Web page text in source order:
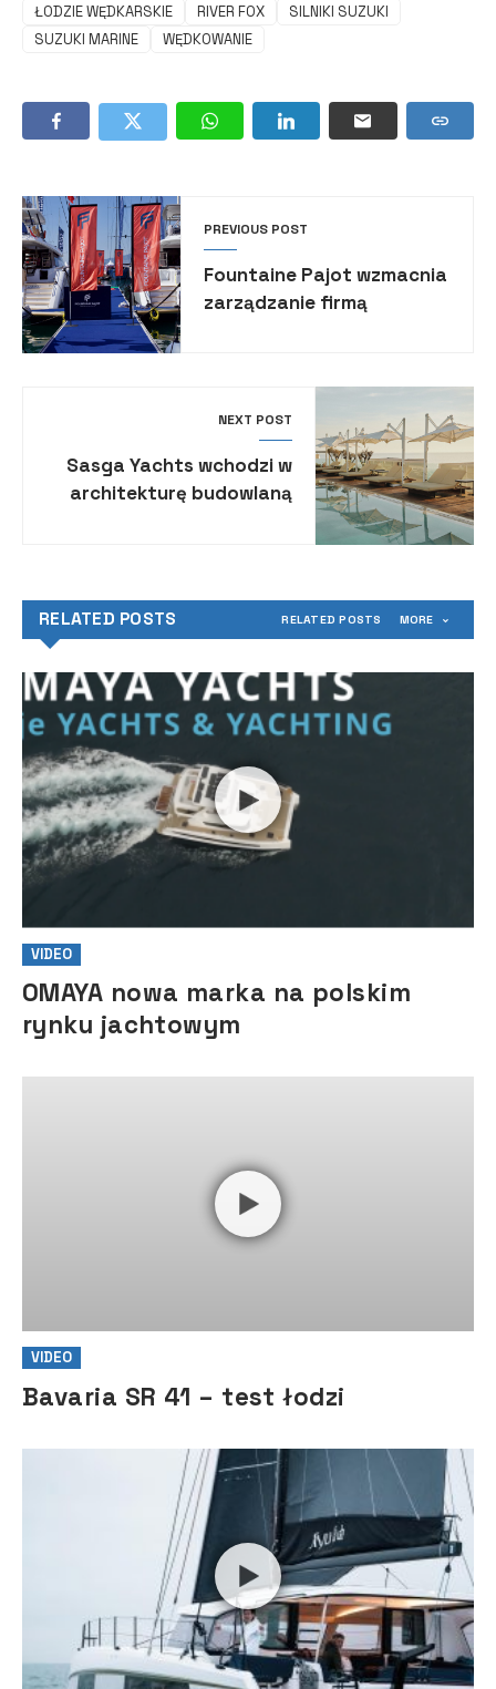
ŁODZIE WĘDKARSKIE
RIVER FOX
SILNIKI SUZUKI
SUZUKI MARINE
WĘDKOWANIE
PREVIOUS POST
Fountaine Pajot wzmacnia
zarządzanie firmą
NEXT POST
Sasga Yachts wchodzi w
architekturę budowlaną
RELATED POSTS RELATED POSTS MORE
VIDEO
OMAYA nowa marka na polskim
rynku jachtowym
VIDEO
Bavaria SR 41 – test łodzi